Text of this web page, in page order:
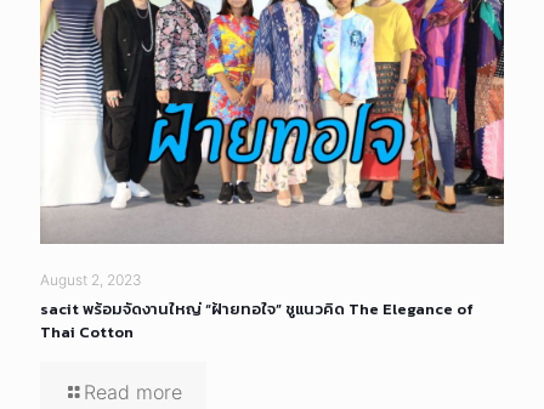
August 2, 2023
sacit พร้อมจัดงานใหญ่ “ฝ้ายทอใจ” ชูแนวคิด The Elegance of
Thai Cotton
Read more